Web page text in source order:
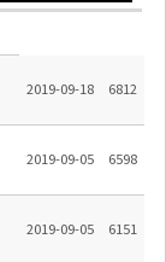
2019-09-18 6812
2019-09-05 6598
2019-09-05 6151